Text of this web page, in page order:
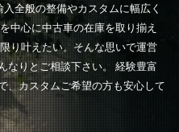
全般の整備やカスタムに幅広く
中心に中古車の在庫を取り揃え
り叶えたい。そんな思いで運営
なりとご相談下さい。 経験豊富
、カスタムご希望の方も安心して